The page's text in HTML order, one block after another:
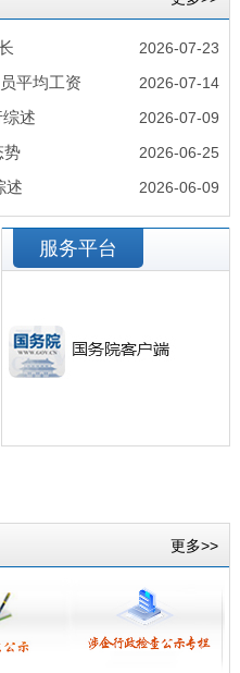
2026-07-23
平均工资 2026-07-14
述 2026-07-09
势 2026-06-25
述 2026-06-09
服务平台
更多>>